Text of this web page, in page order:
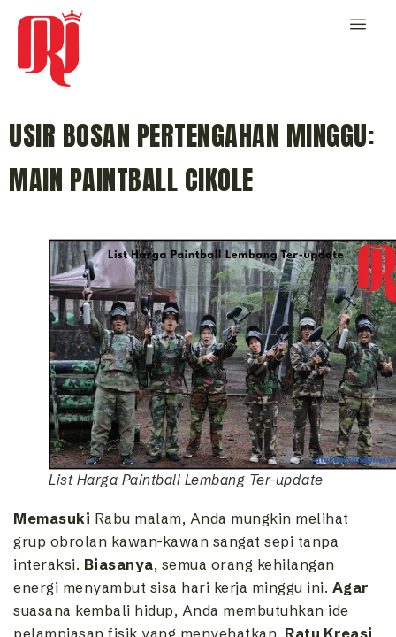
USIR BOSAN PERTENGAHAN MINGGU:
MAIN PAINTBALL CIKOLE
List Harga Paintball Lembang Ter-update
Memasuki Rabu malam, Anda mungkin melihat
grup obrolan kawan-kawan sangat sepi tanpa
interaksi. Biasanya, semua orang kehilangan
energi menyambut sisa hari kerja minggu ini. Agar
suasana kembali hidup, Anda membutuhkan ide